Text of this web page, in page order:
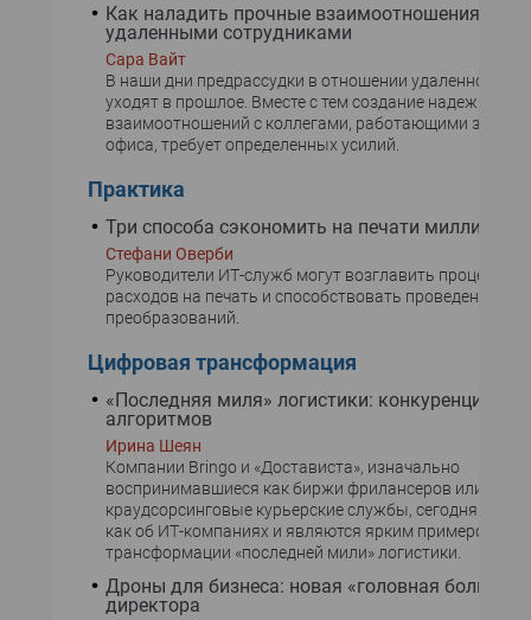
Как наладить прочные взаимоотношения с
удаленными сотрудниками
Сара Вайт
В наши дни предрассудки в отношении удаленной
уходят в прошлое. Вместе с тем создание надежных
взаимоотношений с коллегами, работающими за
офиса, требует определенных усилий.
Практика
Три способа сэкономить на печати миллионы
Стефани Оверби
Руководители ИТ-служб могут возглавить процесс
расходов на печать и способствовать проведению
преобразований.
Цифровая трансформация
«Последняя миля» логистики: конкуренция
алгоритмов
Ирина Шеян
Компании Bringo и «Достависта», изначально
воспринимавшиеся как биржи фрилансеров или
краудсорсинговые курьерские службы, сегодня
как об ИТ-компаниях и являются ярким примером
трансформации «последней мили» логистики.
Дроны для бизнеса: новая «головная боль»
директора